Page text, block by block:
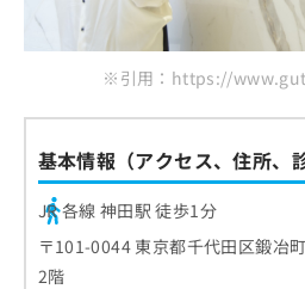
※引用：https://
基本情報（アクセス、住所、
JR 各線 神田駅 徒歩1分
〒101-0044 東京都千代田区鍛冶
2階